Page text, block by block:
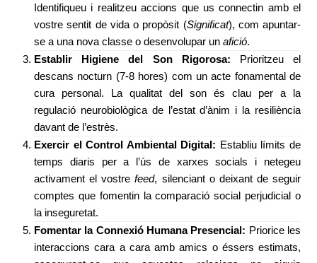
Identifiqueu i realitzeu accions que us connectin amb el
vostre sentit de vida o propòsit (Significat), com apuntar-
se a una nova classe o desenvolupar un afició.
Establir Higiene del Son Rigorosa: Prioritzeu el
descans nocturn (7-8 hores) com un acte fonamental de
cura personal. La qualitat del son és clau per a la
regulació neurobiològica de l’estat d’ànim i la resiliència
davant de l’estrès.
Exercir el Control Ambiental Digital: Establiu límits de
temps diaris per a l’ús de xarxes socials i netegeu
activament el vostrefeed, silenciant o deixant de seguir
comptes que fomentin la comparació social perjudicial o
la inseguretat.
Fomentar la Connexió Humana Presencial: Priorice les
interaccions cara a cara amb amics o éssers estimats,